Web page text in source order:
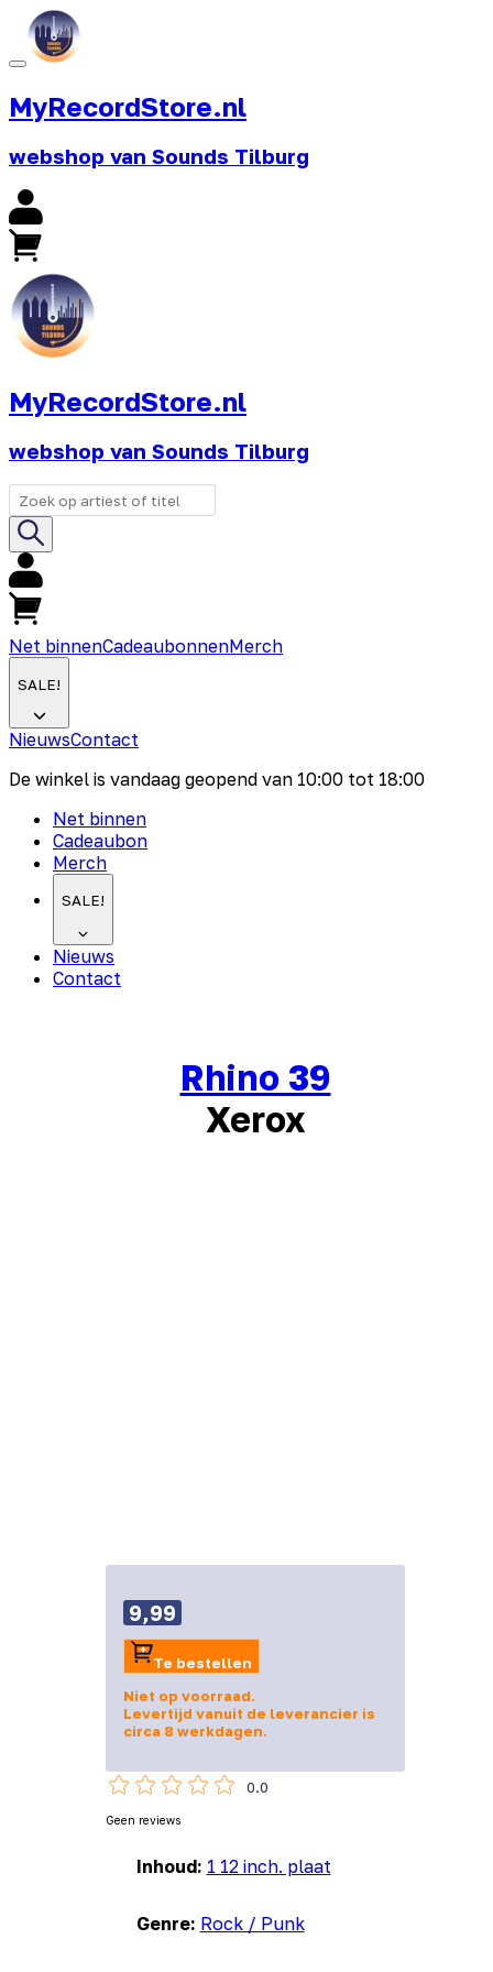
MyRecordStore.nl
webshop van Sounds Tilburg
MyRecordStore.nl
webshop van Sounds Tilburg
Net binnenCadeaubonnenMerch
SALE!
NieuwsContact
De winkel is vandaag geopend van 10:00 tot 18:00
Net binnen
Cadeaubon
Merch
SALE!
Nieuws
Contact
Rhino 39
Xerox
Inhoud: 1 12 inch. plaat
Genre: Rock / Punk
9,99
Te bestellen
Niet op voorraad.
Levertijd vanuit de leverancier is
circa 8 werkdagen.
0.0
Geen reviews